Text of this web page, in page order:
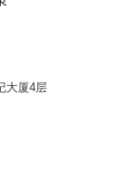
大厦4层